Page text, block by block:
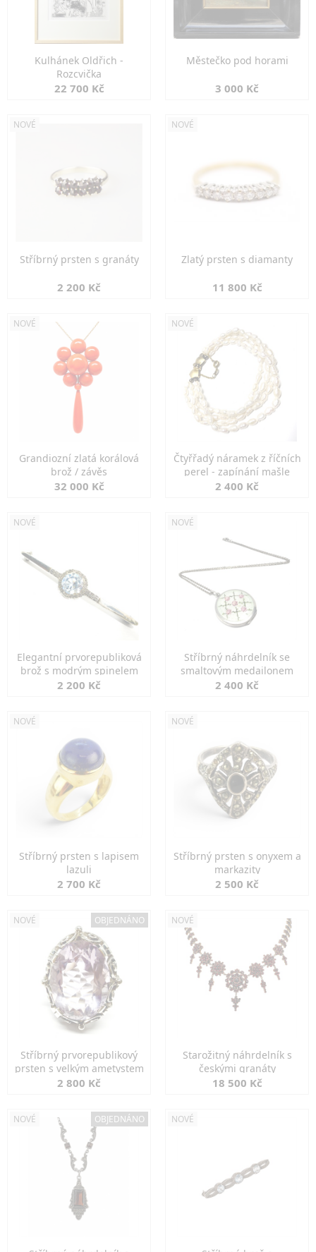
Kulhánek Oldřich -
Rozcvička
22 700 Kč
Městečko pod horami
3 000 Kč
NOVÉ
Stříbrný prsten s granáty
2 200 Kč
NOVÉ
Zlatý prsten s diamanty
11 800 Kč
NOVÉ
Grandiozní zlatá korálová
brož / závěs
32 000 Kč
NOVÉ
Čtyřřadý náramek z říčních
perel - zapínání mašle
2 400 Kč
NOVÉ
Elegantní prvorepubliková
brož s modrým spinelem
2 200 Kč
NOVÉ
Stříbrný náhrdelník se
smaltovým medailonem
2 400 Kč
NOVÉ
Stříbrný prsten s lapisem
lazuli
2 700 Kč
NOVÉ
Stříbrný prsten s onyxem a
markazity
2 500 Kč
NOVÉ OBJEDNÁNO
Stříbrný prvorepublikový
prsten s velkým ametystem
2 800 Kč
NOVÉ
Starožitný náhrdelník s
českými granáty
18 500 Kč
NOVÉ OBJEDNÁNO NOVÉ